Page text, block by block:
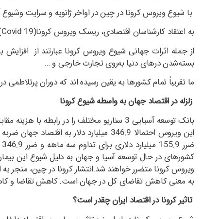
با شیوع ویروس کرونا در چین در اواخر ژانویه و سرایت
به اعتقاد کارشناسان اقتصادی، ریسک ویروس کرونا(Covid 19) به حدی است که می توان آن را آغازی بر وقوع یک رکود در اقتصاد جهانی دانست.
از جمله اثرات جهانی شیوع ویروس کرونا عبارتند از
بسته‌شدن درهای دنیا به‌روی تجارت خارجی و …
ما تقریباً تمام کشورها به یقین رسیده اند که دوران
زلزله در اقتصاد جهان به واسطه شیوع کرونا
به معنی کاهش تقاضای کل در جهان است. کاهش تقاضا و
تاثیر کرونا در اقتصاد ایران چقدر است؟